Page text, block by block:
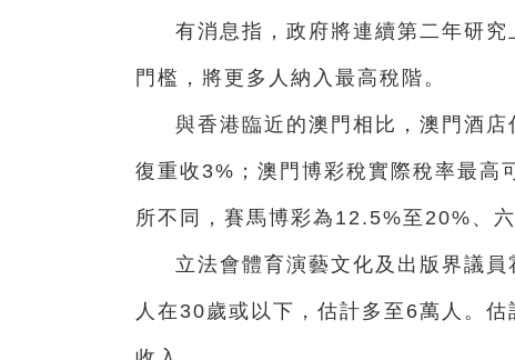
有消息指，政府將連續第二年研
門檻，將更多人納入最高稅階。
與香港臨近的澳門相比，澳門酒
復重收3%；澳門博彩稅實際稅率最高
所不同，賽馬博彩為12.5%至20%、六
立法會體育演藝文化及出版界議
人在30歲或以下，估計多至6萬人。